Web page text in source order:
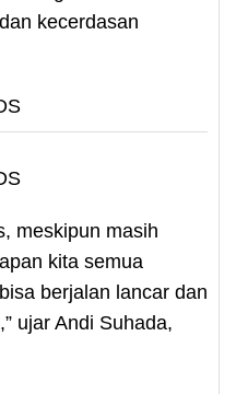
kecerdasan
meskipun masih
kita semua
berjalan lancar dan
ujar Andi Suhada,